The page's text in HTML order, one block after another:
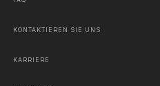
KONTAKTIEREN SIE UNS
KARRIERE